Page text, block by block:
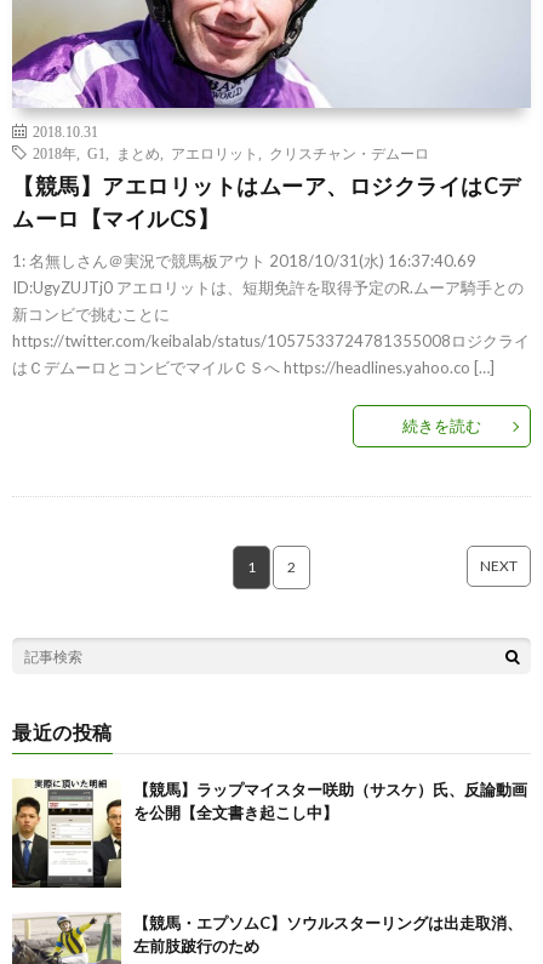
2018.10.31
2018年
G1 まとめ アエロリット クリスチャン・デムーロ
【競馬】アエロリットはムーア、ロジクライはCデ
ムーロ【マイルCS】
1: 名無しさん＠実況で競馬板アウト 2018/10/31(水) 16:37:40.69
ID:UgyZUJTj0 アエロリットは、短期免許を取得予定のR.ムーア騎手との
新コンビで挑むことに
https://twitter.com/keibalab/status/1057533724781355008ロジクライ
はＣデムーロとコンビでマイルＣＳへ https://headlines.yahoo.co […]
続きを読む
1 2 NEXT
最近の投稿
【競馬】ラップマイスター咲助（サスケ）氏、反論動画
を公開【全文書き起こし中】
【競馬・エプソムC】ソウルスターリングは出走取消、
左前肢跛行のため